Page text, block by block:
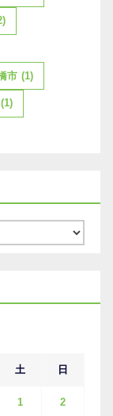
市 (1)
(1)
土 日
1 2